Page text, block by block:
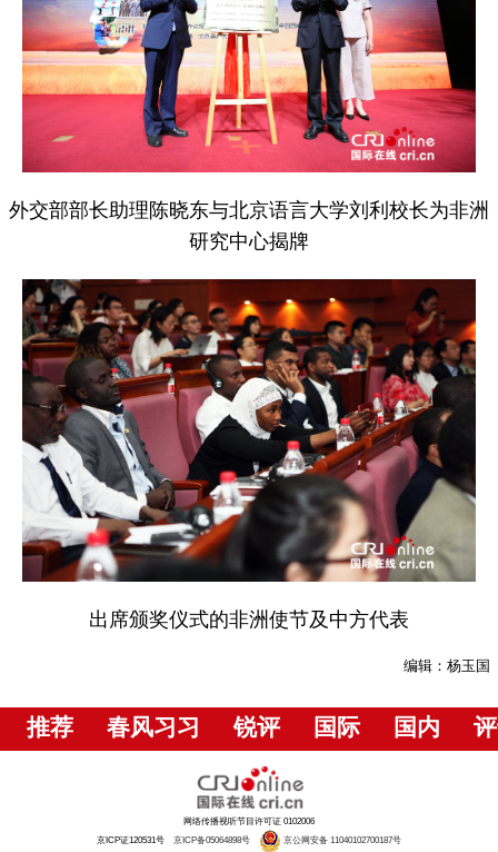
外交部部长助理陈晓东与北京语言大学刘利校长为非洲
研究中心揭牌
出席颁奖仪式的非洲使节及中方代表
编辑：杨玉国
推荐 春风习习 锐评 国际 国内
网络传播视听节目许可证 0102006
京ICP证120531号 京ICP备05064898号 京公网安备 11040102700187号